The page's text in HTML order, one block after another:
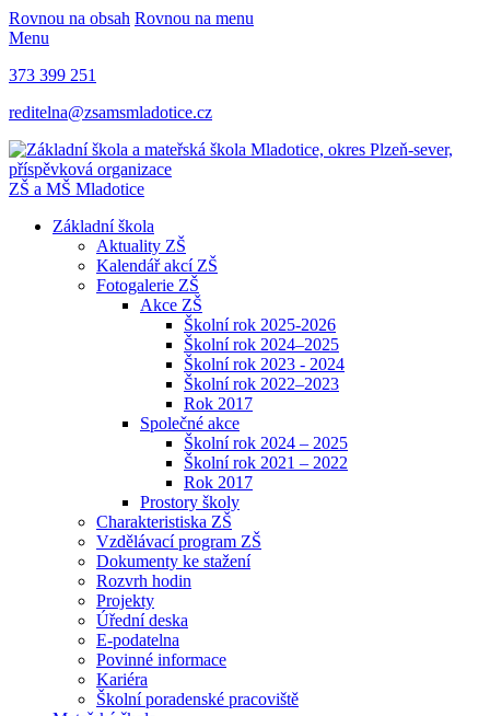
Rovnou na obsah Rovnou na menu
Menu
373 399 251
reditelna@zsamsmladotice.cz
ZŠ a MŠ Mladotice
Základní škola
Aktuality ZŠ
Kalendář akcí ZŠ
Fotogalerie ZŠ
Akce ZŠ
Školní rok 2025-2026
Školní rok 2024–2025
Školní rok 2023 - 2024
Školní rok 2022–2023
Rok 2017
Společné akce
Školní rok 2024 – 2025
Školní rok 2021 – 2022
Rok 2017
Prostory školy
Charakteristiska ZŠ
Vzdělávací program ZŠ
Dokumenty ke stažení
Rozvrh hodin
Projekty
Úřední deska
E-podatelna
Povinné informace
Kariéra
Školní poradenské pracoviště